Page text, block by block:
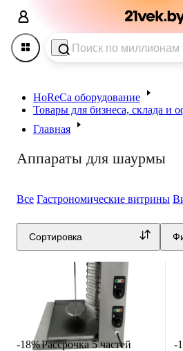
HoReCa оборудование
Товары для бизнеса, склада и
Главная
Аппараты для шаурмы
Все Гастрономические витрины
Сортировка
0.0
-18%Рассрочка 5 частей
-